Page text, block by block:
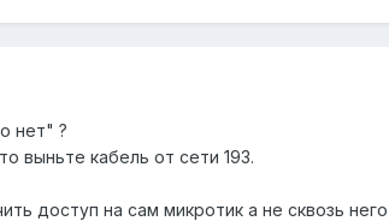
нет" ?
выньте кабель от сети 193.
доступ на сам микротик а не сквозь